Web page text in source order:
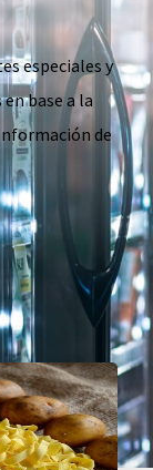
especiales y
base a la
de